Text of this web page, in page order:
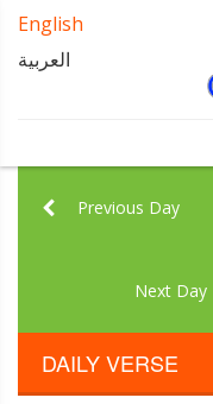
English
العربية
Previous Day
Next Day
DAILY VERSE